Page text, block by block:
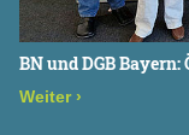
BN und DGB
Weiter ›